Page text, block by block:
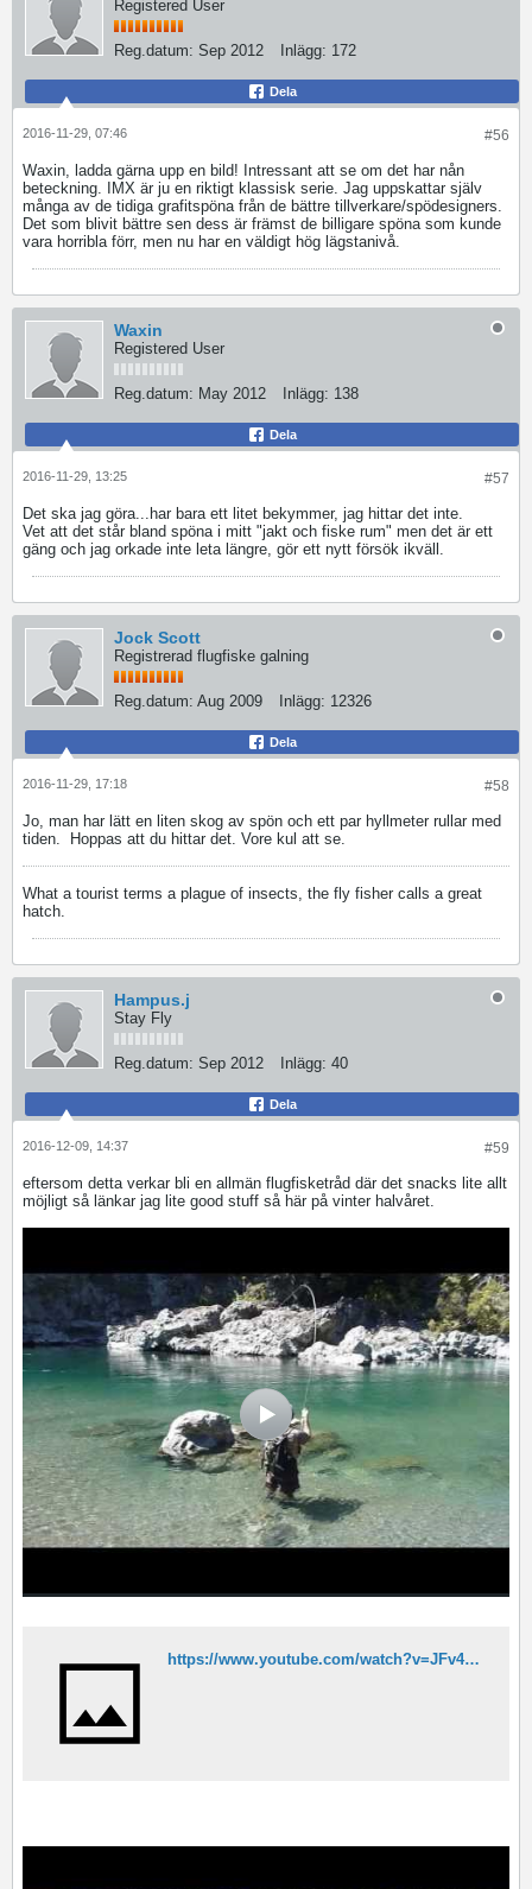
Registered User
Reg.datum: Sep 2012 Inlägg: 172
Dela
#56
2016-11-29, 07:46
Waxin, ladda gärna upp en bild! Intressant att se om det har nån
beteckning. IMX är ju en riktigt klassisk serie. Jag uppskattar själv
många av de tidiga grafitspöna från de bättre tillverkare/spödesigners.
Det som blivit bättre sen dess är främst de billigare spöna som kunde
vara horribla förr, men nu har en väldigt hög lägstanivå.
Waxin
Registered User
Reg.datum: May 2012 Inlägg: 138
Dela
#57
2016-11-29, 13:25
Det ska jag göra...har bara ett litet bekymmer, jag hittar det inte.
Vet att det står bland spöna i mitt "jakt och fiske rum" men det är ett
gäng och jag orkade inte leta längre, gör ett nytt försök ikväll.
Jock Scott
Registrerad flugfiske galning
Reg.datum: Aug 2009 Inlägg: 12326
Dela
#58
2016-11-29, 17:18
Jo, man har lätt en liten skog av spön och ett par hyllmeter rullar med
tiden.
Hoppas att du hittar det. Vore kul att se.
What a tourist terms a plague of insects, the fly fisher calls a great
hatch.
Hampus.j
Stay Fly
Reg.datum: Sep 2012 Inlägg: 40
Dela
#59
2016-12-09, 14:37
eftersom detta verkar bli en allmän flugfisketråd där det snacks lite allt
möjligt så länkar jag lite good stuff så här på vinter halvåret.
https://www.youtube.com/watch?v=JFv4um50DZE